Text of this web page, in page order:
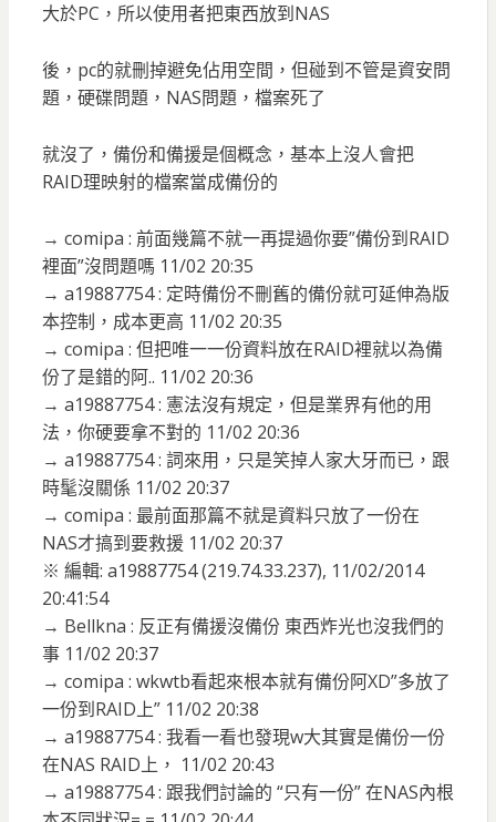
大於PC，所以使用者把東西放到NAS
後，pc的就刪掉避免佔用空間，但碰到不管是資安問
題，硬碟問題，NAS問題，檔案死了
就沒了，備份和備援是個概念，基本上沒人會把
RAID理映射的檔案當成備份的
→ comipa : 前面幾篇不就一再提過你要”備份到RAID
裡面”沒問題嗎 11/02 20:35
→ a19887754 : 定時備份不刪舊的備份就可延伸為版
本控制，成本更高 11/02 20:35
→ comipa : 但把唯一一份資料放在RAID裡就以為備
份了是錯的阿.. 11/02 20:36
→ a19887754 : 憲法沒有規定，但是業界有他的用
法，你硬要拿不對的 11/02 20:36
→ a19887754 : 詞來用，只是笑掉人家大牙而已，跟
時髦沒關係 11/02 20:37
→ comipa : 最前面那篇不就是資料只放了一份在
NAS才搞到要救援 11/02 20:37
※ 編輯: a19887754 (219.74.33.237), 11/02/2014
20:41:54
→ Bellkna : 反正有備援沒備份 東西炸光也沒我們的
事 11/02 20:37
→ comipa : wkwtb看起來根本就有備份阿XD”多放了
一份到RAID上” 11/02 20:38
→ a19887754 : 我看一看也發現w大其實是備份一份
在NAS RAID上， 11/02 20:43
→ a19887754 : 跟我們討論的 “只有一份” 在NAS內根